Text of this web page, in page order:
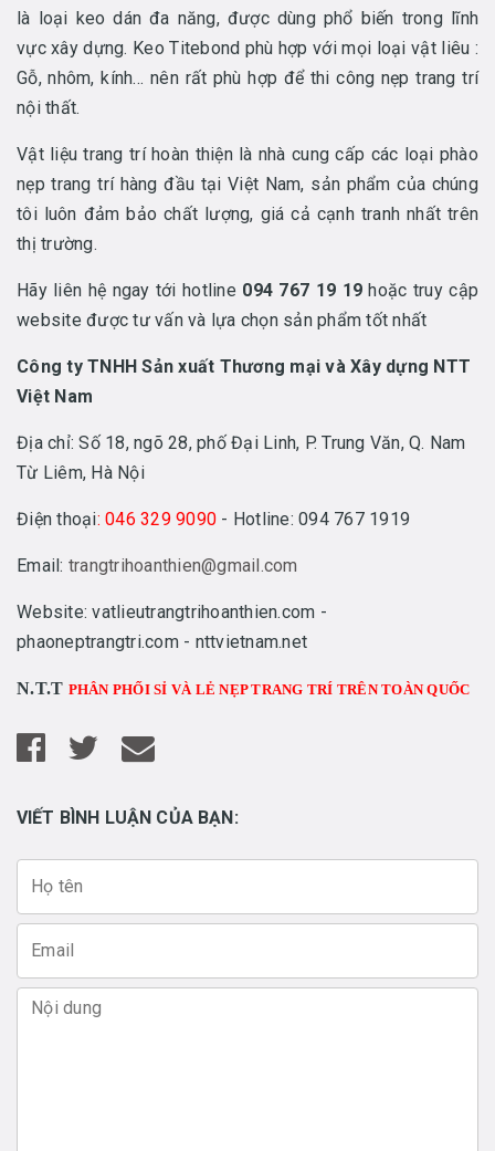
là loại keo dán đa năng, được dùng phổ biến trong lĩnh
vực xây dựng. Keo Titebond phù hợp với mọi loại vật liêu :
Gỗ, nhôm, kính… nên rất phù hợp để thi công nẹp trang trí
nội thất.
Vật liệu trang trí hoàn thiện là nhà cung cấp các loại phào
nẹp trang trí hàng đầu tại Việt Nam, sản phẩm của chúng
tôi luôn đảm bảo chất lượng, giá cả cạnh tranh nhất trên
thị trường.
Hãy liên hệ ngay tới hotline 094 767 19 19 hoặc truy cập
website được tư vấn và lựa chọn sản phẩm tốt nhất
Công ty TNHH Sản xuất Thương mại và Xây dựng NTT
Việt Nam
Địa chỉ: Số 18, ngõ 28, phố Đại Linh, P. Trung Văn, Q. Nam
Từ Liêm, Hà Nội
Điện thoại: 046 329 9090 - Hotline: 094 767 1919
Email: trangtrihoanthien@gmail.com
Website: vatlieutrangtrihoanthien.com -
phaoneptrangtri.com - nttvietnam.net
N.T.T PHÂN PHỐI SỈ VÀ LẺ NẸP TRANG TRÍ TRÊN TOÀN QUỐC
VIẾT BÌNH LUẬN CỦA BẠN: